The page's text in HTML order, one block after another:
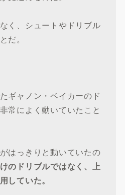
く、シュートやドリブル
だ。
ギャノン・ベイカーのド
常によく動いていたこと
はっきりと動いていたの
のドリブルではなく、上
していた。